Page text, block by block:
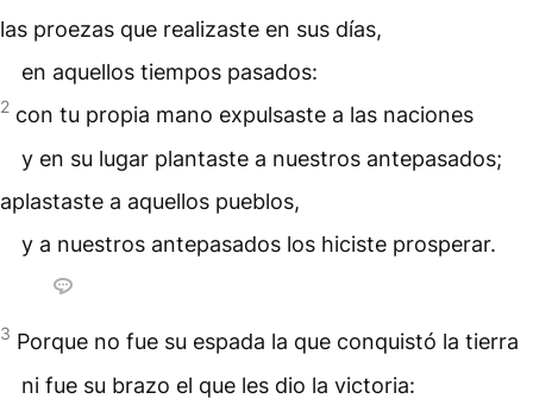
las proezas que realizaste en sus días,
en aquellos tiempos pasados:
2 con tu propia mano expulsaste a las naciones
y en su lugar plantaste a nuestros antepasados;
aplastaste a aquellos pueblos,
y a nuestros antepasados los hiciste prosperar.
3 Porque no fue su espada la que conquistó la tierra
ni fue su brazo el que les dio la victoria: